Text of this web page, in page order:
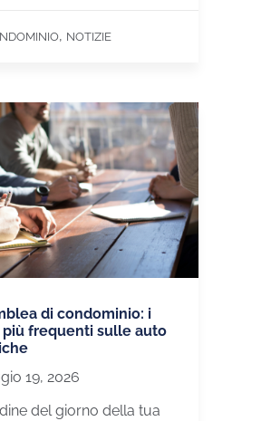
, NOTIZIE
di condominio: i
frequenti sulle auto
19, 2026
del giorno della tua